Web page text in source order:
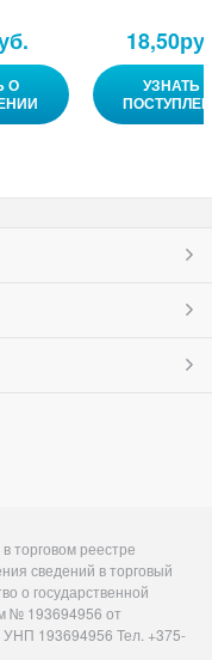
О
18,50
УЗНАТЬ
торговом реестре
сведений в торговый
о государственной
№ 193694956 от
УНП 193694956 Тел. +375-